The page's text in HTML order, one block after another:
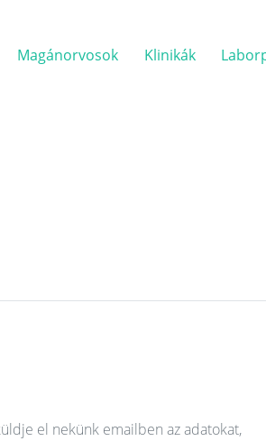
Magánorvosok Klinikák
el nekünk emailben az adatokat,